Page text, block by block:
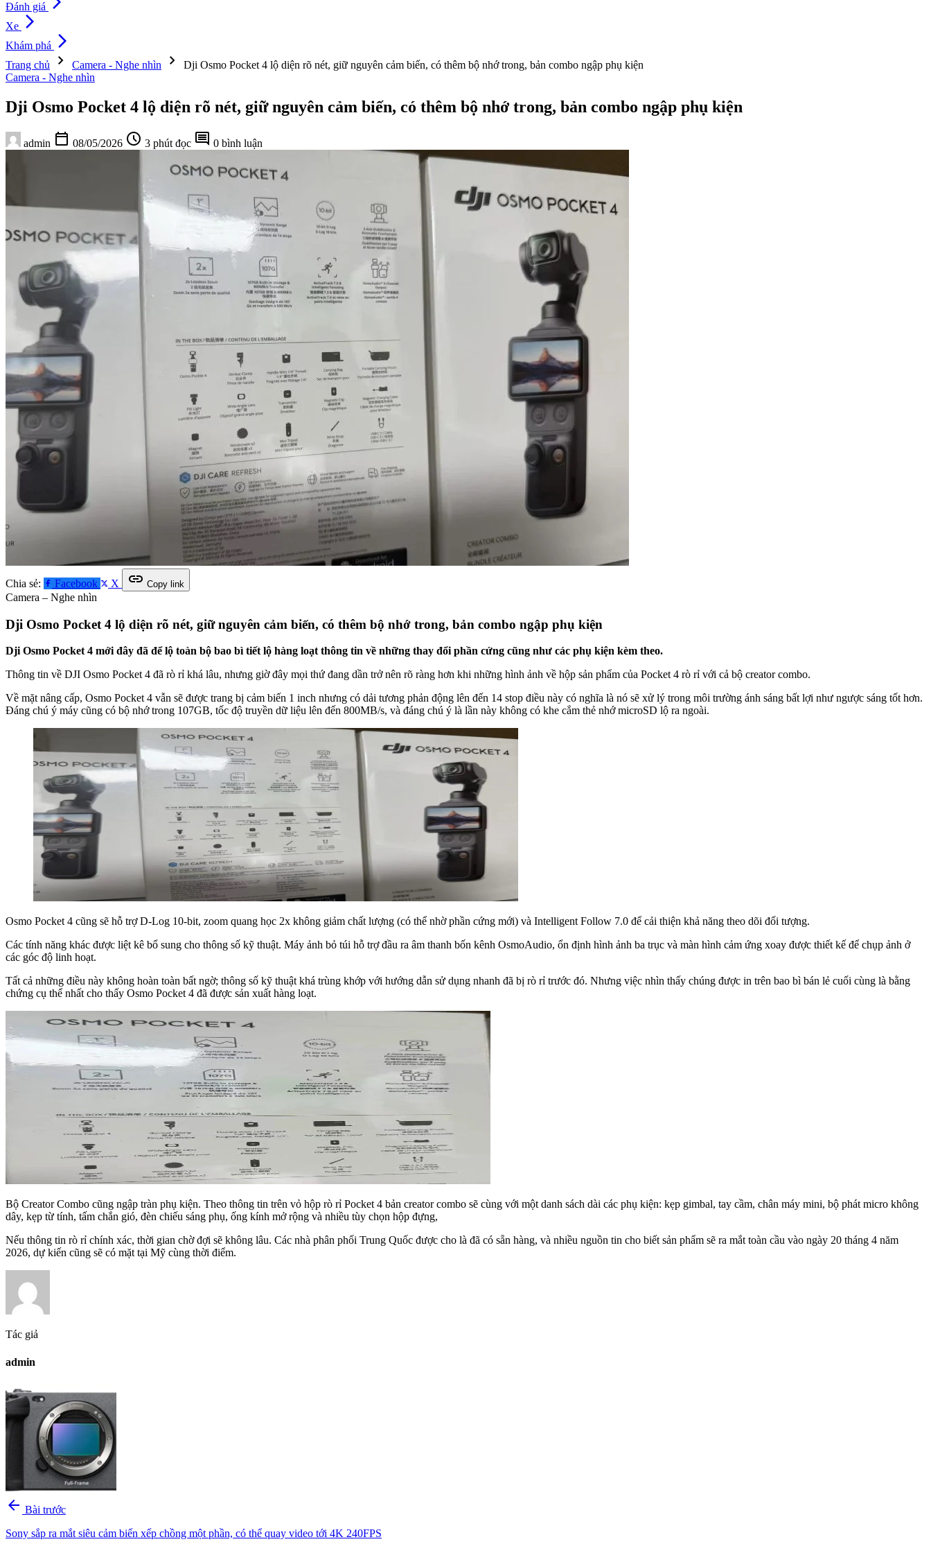
Đánh giá
Xe arrow_forward_ios
Khám phá arrow_forward_ios
Trang chủ chevron_right Camera - Nghe nhìn chevron_right
Dji Osmo Pocket 4 lộ diện rõ nét, giữ nguyên cảm biến, có thêm bộ nhớ trong, bản combo ngập phụ kiện
Camera - Nghe nhìn
Dji Osmo Pocket 4 lộ diện rõ nét, giữ nguyên cảm biến, có thêm bộ nhớ trong, bản combo ngập phụ kiện
admin calendar_today 08/05/2026 schedule 3 phút đọc comment 0 bình luận
Chia sẻ: Facebook X link Copy link
Camera – Nghe nhìn
Dji Osmo Pocket 4 lộ diện rõ nét, giữ nguyên cảm biến, có thêm bộ nhớ trong, bản combo ngập phụ kiện
Dji Osmo Pocket 4 mới đây đã để lộ toàn bộ bao bì tiết lộ hàng loạt thông tin về những thay đổi phần cứng cũng như các phụ kiện kèm theo.
Thông tin về DJI Osmo Pocket 4 đã rò rỉ khá lâu, nhưng giờ đây mọi thứ đang dần trở nên rõ ràng hơn khi những hình ảnh về hộp sản phẩm của Pocket 4 rò rỉ với cả bộ creator combo.
Về mặt nâng cấp, Osmo Pocket 4 vẫn sẽ được trang bị cảm biến 1 inch nhưng có dải tương phản động lên đến 14 stop điều này có nghĩa là nó sẽ xử lý trong môi trường ánh sáng bất lợi như ngược sáng tốt hơn.
Đáng chú ý máy cũng có bộ nhớ trong 107GB, tốc độ truyền dữ liệu lên đến 800MB/s, và đáng chú ý là lần này không có khe cắm thẻ nhớ microSD lộ ra ngoài.
Osmo Pocket 4 cũng sẽ hỗ trợ D-Log 10-bit, zoom quang học 2x không giảm chất lượng (có thể nhờ phần cứng mới) và Intelligent Follow 7.0 để cải thiện khả năng theo dõi đối tượng.
Các tính năng khác được liệt kê bổ sung cho thông số kỹ thuật. Máy ảnh bỏ túi hỗ trợ đầu ra âm thanh bốn kênh OsmoAudio, ổn định hình ảnh ba trục và màn hình cảm ứng xoay được thiết kế để chụp ảnh ở
các góc độ linh hoạt.
Tất cả những điều này không hoàn toàn bất ngờ; thông số kỹ thuật khá trùng khớp với hướng dẫn sử dụng nhanh đã bị rò rỉ trước đó. Nhưng việc nhìn thấy chúng được in trên bao bì bán lẻ cuối cùng là bằng
chứng cụ thể nhất cho thấy Osmo Pocket 4 đã được sản xuất hàng loạt.
Bộ Creator Combo cũng ngập tràn phụ kiện. Theo thông tin trên vỏ hộp rò rỉ Pocket 4 bản creator combo sẽ cùng với một danh sách dài các phụ kiện: kẹp gimbal, tay cầm, chân máy mini, bộ phát micro không
dây, kẹp từ tính, tấm chắn gió, đèn chiếu sáng phụ, ống kính mở rộng và nhiều tùy chọn hộp đựng,
Nếu thông tin rò rỉ chính xác, thời gian chờ đợi sẽ không lâu. Các nhà phân phối Trung Quốc được cho là đã có sẵn hàng, và nhiều nguồn tin cho biết sản phẩm sẽ ra mắt toàn cầu vào ngày 20 tháng 4 năm
2026, dự kiến ​​cũng sẽ có mặt tại Mỹ cùng thời điểm.
Tác giả
admin
arrow_back Bài trước
Sony sắp ra mắt siêu cảm biến xếp chồng một phần, có thể quay video tới 4K 240FPS